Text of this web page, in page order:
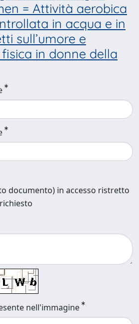
= Attività aerobica
in acqua e in
sull’umore e
fisica in donne della
documento) in accesso ristretto
nell'immagine